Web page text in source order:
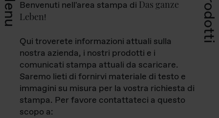
Menu Prodotti
Benvenuti nell'area stampa di Das ganze
Leben!
Qui troverete informazioni attuali sulla
nostra azienda, i nostri prodotti e i
comunicati stampa attuali da scaricare.
Saremo lieti di fornirvi materiale di testo e
immagini su misura per la vostra richiesta di
stampa. Per favore contattateci a questo
scopo a: